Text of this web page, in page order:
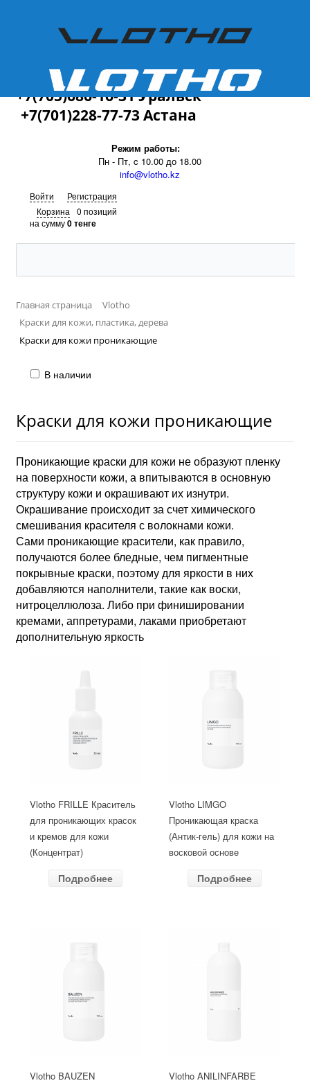
+7(701)228-77-73
+7(705)686-16-31 Уральск
+7(701)228-77-73 Астана
Режим работы:
Пн - Пт, c 10.00 до 18.00
info@vlotho.kz
Войти
Регистрация
Корзина
0 позиций
на сумму0 тенге
Главная страница
Vlotho
Краски для кожи, пластика, дерева
Краски для кожи проникающие
В наличии
Краски для кожи проникающие
Проникающие краски для кожи не образуют пленку
на поверхности кожи, а впитываются в основную
структуру кожи и окрашивают их изнутри.
Окрашивание происходит за счет химического
смешивания красителя с волокнами кожи.
Сами проникающие красители, как правило,
получаются более бледные, чем пигментные
покрывные краски, поэтому для яркости в них
добавляются наполнители, такие как воски,
нитроцеллюлоза. Либо при финишировании
кремами, аппретурами, лаками приобретают
дополнительную яркость
Vlotho FRILLE Краситель
для проникающих красок
и кремов для кожи
(Концентрат)
Подробнее
Vlotho LIMGO
Проникающая краска
(Антик-гель) для кожи на
восковой основе
Подробнее
Vlotho BAUZEN
Vlotho ANILINFARBE